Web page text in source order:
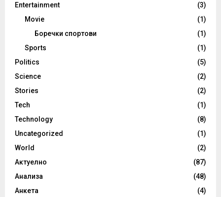
Entertainment
(3)
Movie
(1)
Боречки спортови
(1)
Sports
(1)
Politics
(5)
Science
(2)
Stories
(2)
Tech
(1)
Technology
(8)
Uncategorized
(1)
World
(2)
Актуелно
(87)
Анализа
(48)
Анкета
(4)